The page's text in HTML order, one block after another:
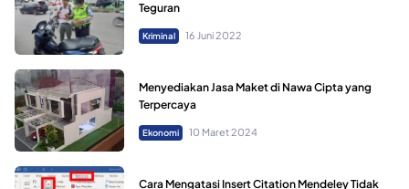
Teguran
Kriminal 16 Juni 2022
Menyediakan Jasa Maket di Nawa Cipta yang
Terpercaya
Ekonomi 10 Maret 2024
Cara Mengatasi Insert Citation Mendeley Tidak